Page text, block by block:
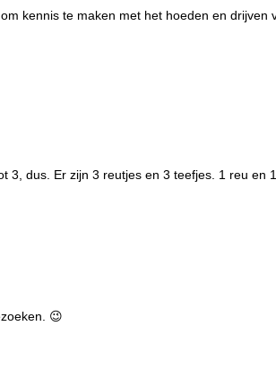
kennis te maken met het hoeden en
dus. Er zijn 3 reutjes en 3 teefjes. 1 reu en
😉